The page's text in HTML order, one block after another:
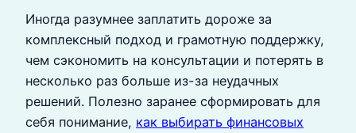
Иногда разумнее заплатить дороже за
комплексный подход и грамотную поддержку,
чем сэкономить на консультации и потерять в
несколько раз больше из-за неудачных
решений. Полезно заранее сформировать для
себя понимание, как выбирать финансовых